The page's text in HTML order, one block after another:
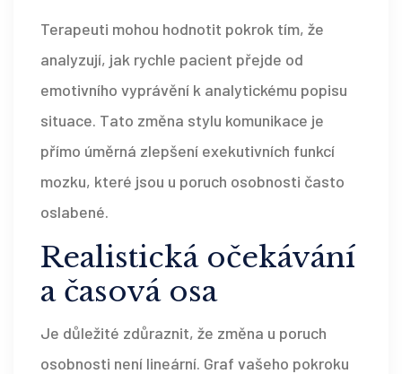
Terapeuti mohou hodnotit pokrok tím, že
analyzují, jak rychle pacient přejde od
emotivního vyprávění k analytickému popisu
situace. Tato změna stylu komunikace je
přímo úměrná zlepšení exekutivních funkcí
mozku, které jsou u poruch osobnosti často
oslabené.
Realistická očekávání
a časová osa
Je důležité zdůraznit, že změna u poruch
osobnosti není lineární. Graf vašeho pokroku